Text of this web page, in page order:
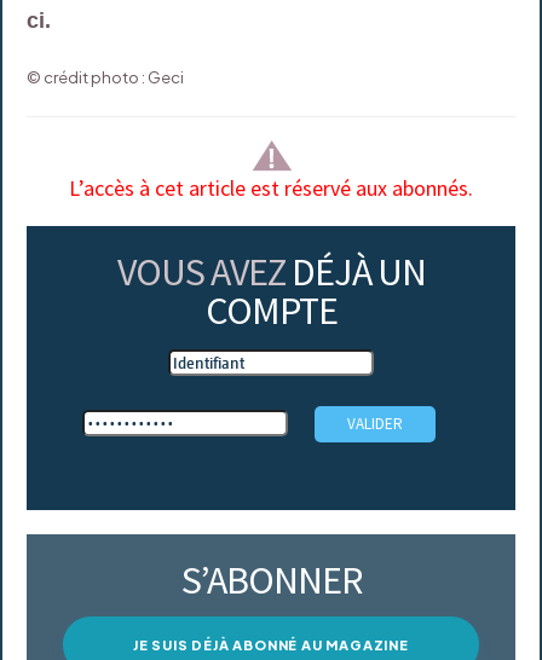
ci.
© crédit photo : Geci
L’accès à cet article est réservé aux abonnés.
VOUS AVEZ DÉJÀ UN
COMPTE
S’ABONNER
JE SUIS DÉJÀ ABONNÉ AU MAGAZINE